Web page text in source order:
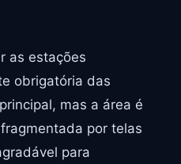
as estações
obrigatória das
mas a área é
por telas
para